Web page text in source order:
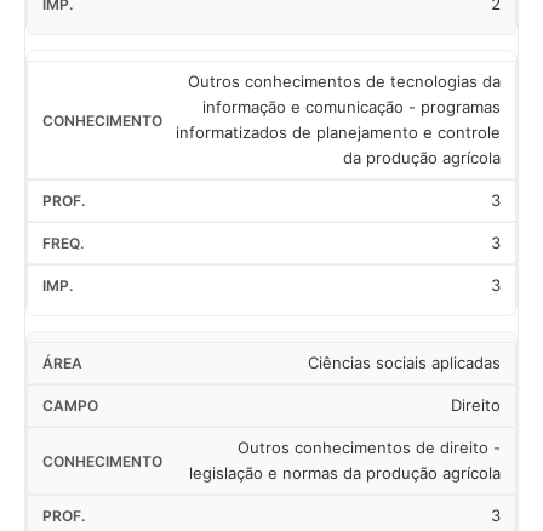
Outros conhecimentos de tecnologias da
informação e comunicação - programas
informatizados de planejamento e controle
da produção agrícola
3
3
3
Ciências sociais aplicadas
Direito
Outros conhecimentos de direito -
legislação e normas da produção agrícola
3